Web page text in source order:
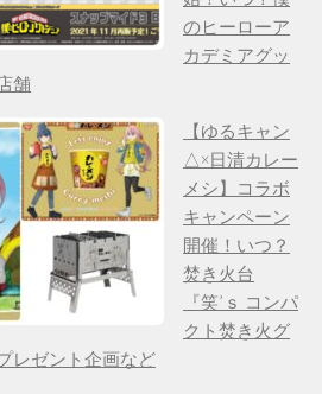
のヒーローア
カデミアグッ
舗
【ゆるキャン
△×日清カレー
メシ】コラボ
キャンペーン
開催！いつ？
焚き火台
『笑’ｓ コンパ
クト焚き火グ
レゼント企画など